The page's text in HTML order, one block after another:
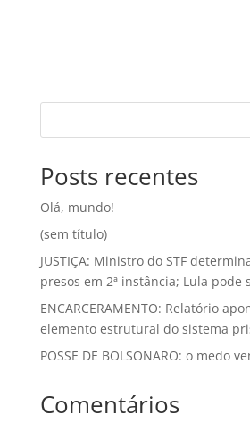
Posts recentes
Olá, mundo!
(sem título)
JUSTIÇA: Ministro do STF
presos em 2ª instância; Lula pode
ENCARCERAMENTO: Relatório
elemento estrutural do sistema
POSSE DE BOLSONARO: o medo
Comentários